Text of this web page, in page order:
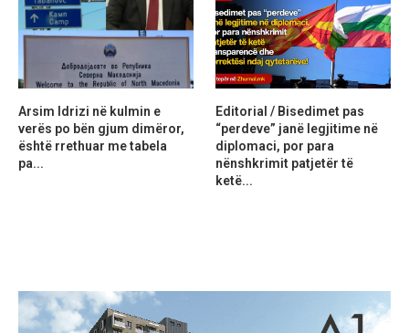
Arsim Idrizi në kulmin e
verës po bën gjum dimëror,
është rrethuar me tabela
pa...
Editorial / Bisedimet pas
“perdeve” janë legjitime në
diplomaci, por para
nënshkrimit patjetër të
ketë...